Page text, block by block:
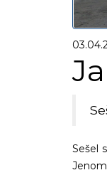
Sešel